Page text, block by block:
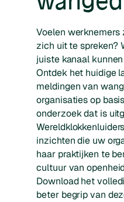
Voelen werknemers
zich uit te spreken?
juiste kanaal
Ontdek het huidige
meldingen van
organisaties op
onderzoek dat is
inzichten die uw
haar praktijken te
cultuur van
Download het
beter begrip van